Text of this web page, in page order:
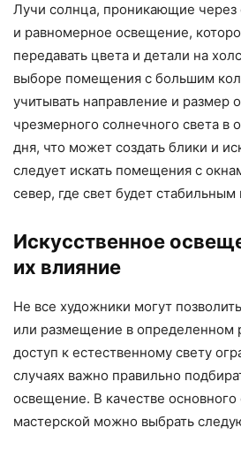
Лучи солнца, проникающие через
и равномерное освещение,
передавать цвета и детали на
выборе помещения с большим
учитывать направление и размер
чрезмерного солнечного света в
дня, что может создать блики и
следует искать помещения с
север, где свет будет стабильным
Искусственное
их влияние
Не все художники могут
или размещение в определенном
доступ к естественному свету
случаях важно правильно
освещение. В качестве
мастерской можно выбрать